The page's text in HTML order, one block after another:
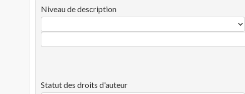
Niveau de description
Statut des droits d'auteur